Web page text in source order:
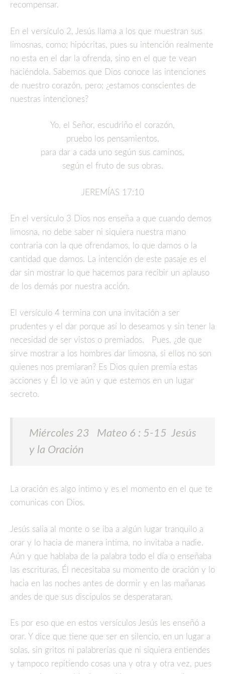
recompensar.
En el versículo 2, Jesús llama a los que muestran sus
limosnas, como; hipócritas, pues su intención realmente
no esta en el dar la ofrenda, sino en el que te vean
haciéndola. Sabemos que Dios conoce las intenciones
de nuestro corazón, pero; ¿estamos conscientes de
nuestras intenciones?
Yo, el Señor, escudriño el corazón,
pruebo los pensamientos,
para dar a cada uno según sus caminos,
según el fruto de sus obras.
JEREMÍAS 17:10
En el versículo 3 Dios nos enseña a que cuando demos
limosna, no debe saber ni siquiera nuestra mano
contraria con la que ofrendamos, lo que damos o la
cantidad que damos. La intención de este pasaje es el
dar sin mostrar lo que hacemos para recibir un aplauso
de los demás por nuestra acción.
El versículo 4 termina con una invitación a ser
prudentes y el dar porque así lo deseamos y sin tener la
necesidad de ser vistos o premiados. Pues, ¿de que
sirve mostrar a los hombres dar limosna, si ellos no son
quienes nos premiaran? Es Dios quien premia estas
acciones y Él lo ve aún y que estemos en un lugar
secreto.
Miércoles 23 Mateo 6 : 5-15 Jesús
y la Oración
La oración es algo intimo y es el momento en el que te
comunicas con Dios.
Jesús salia al monte o se iba a algún lugar tranquilo a
orar y lo hacia de manera intima, no invitaba a nadie.
Aún y que hablaba de la palabra todo el día o enseñaba
las escrituras, Él necesitaba su momento de oración y lo
hacia en las noches antes de dormir y en las mañanas
andes de que sus discípulos se desperataran.
Es por eso que en estos versículos Jesús les enseñó a
orar. Y dice que tiene que ser en silencio, en un lugar a
solas, sin gritos ni palabrerías que ni siquiera entiendes
y tampoco repitiendo cosas una y otra y otra vez, pues